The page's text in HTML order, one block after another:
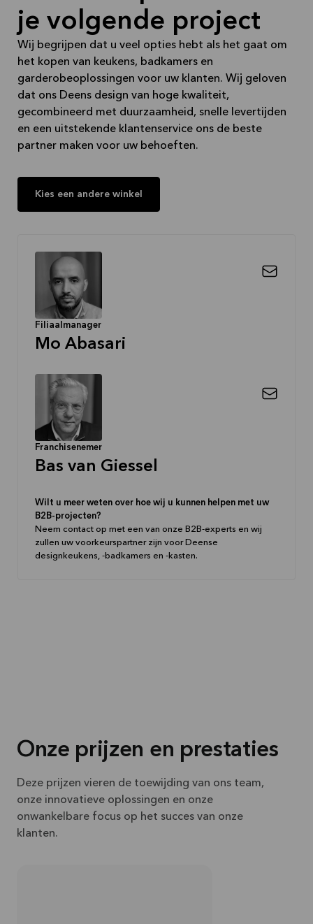
je volgende project
Wij begrijpen dat u veel opties hebt als het gaat om
het kopen van keukens, badkamers en
garderobeoplossingen voor uw klanten. Wij geloven
dat ons Deens design van hoge kwaliteit,
gecombineerd met duurzaamheid, snelle levertijden
en een uitstekende klantenservice ons de beste
partner maken voor uw behoeften.
Kies een andere winkel
Filiaalmanager
Mo Abasari
Franchisenemer
Bas van Giessel
Wilt u meer weten over hoe wij u kunnen helpen met uw
B2B-projecten?
Neem contact op met een van onze B2B-experts en wij
zullen uw voorkeurspartner zijn voor Deense
designkeukens, -badkamers en -kasten.
Onze prijzen en prestaties
Deze prijzen vieren de toewijding van ons team,
onze innovatieve oplossingen en onze
onwankelbare focus op het succes van onze
klanten.